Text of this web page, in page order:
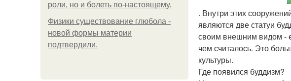
роли, но и болеть по-настоящему.
Физики существование глюбола -
новой формы материи
подтвердили.
. Внутри этих
являются две статуи
своим внешним видом -
чем считалось. Это
культуры.
Где появился буддизм?